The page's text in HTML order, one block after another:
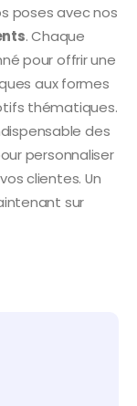
poses avec nos
. Chaque
pour offrir une
aux formes
thématiques.
des
personnaliser
clientes. Un
sur